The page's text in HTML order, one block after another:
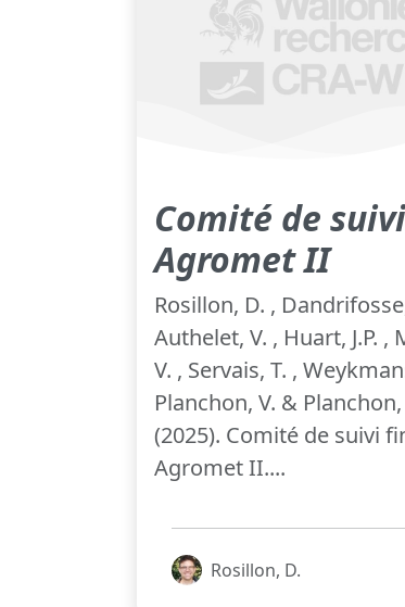
Comité de
Agromet II
Rosillon, D. ,
Authelet, V. , Huart, J.P. ,
V. , Servais, T. ,
Planchon, V. & Planchon,
(2025). Comité de suivi
Agromet II....
Rosillon, D.